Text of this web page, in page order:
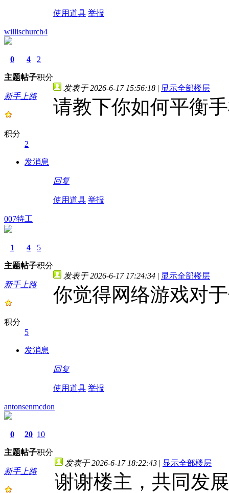
使用道具 举报
willischurch4
0
主题
4
帖子
2
积分
新手上路
积分
2
发消息
发表于 2026-6-17 15:56:18 | 显示全部楼层
请教下你如何平衡
回复
使用道具 举报
007特工
1
主题
4
帖子
5
积分
新手上路
积分
5
发消息
发表于 2026-6-17 17:24:34 | 显示全部楼层
你觉得网络游戏对
回复
使用道具 举报
antonsenmcdon
0
主题
20
帖子
10
积分
新手上路
发表于 2026-6-17 18:22:43 | 显示全部楼层
谢谢楼主，共同发展